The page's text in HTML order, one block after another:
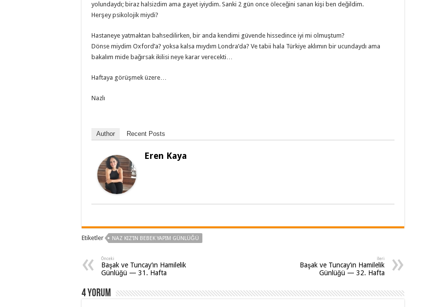
yolundaydı; biraz halsizdim ama gayet iyiydim. Sanki 2 gün once öleceğini sanan kişi ben değildim.
Herşey psikolojik miydi?
Hastaneye yatmaktan bahsedilirken, bir anda kendimi güvende hissedince iyi mi olmuştum?
Dönse miydim Oxford’a? yoksa kalsa mıydım Londra’da? Ve tabii hala Türkiye aklımın bir ucundaydı ama
bakalım mide bağırsak ikilisi neye karar verecekti…
Haftaya görüşmek üzere…
Nazlı
Author Recent Posts
Eren Kaya
Etiketler NAZ KIZ’IN BEBEK YAPIM GÜNLÜĞÜ
Önceki
Başak ve Tuncay’ın Hamilelik
Günlüğü — 31. Hafta
İleri
Başak ve Tuncay’ın Hamilelik
Günlüğü — 32. Hafta
4 Yorum